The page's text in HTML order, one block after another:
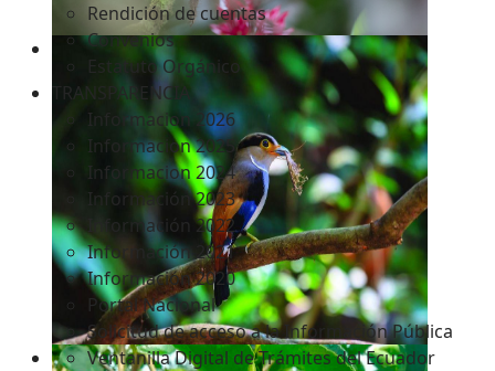
Rendición de cuentas
Convenios
Estatuto Orgánico
TRANSPARENCIA
Informacion 2026
Informacion 2025
Informacion 2024
Información 2023
Información 2022
Información 2021
Información 2020
Portal Nacional
Solicitud de acceso a la Información Pública
Ventanilla Digital de Trámites del Ecuador